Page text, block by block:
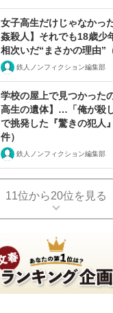
女子高生だけじゃなかっ
姦殺人】それでも18歳少
相次いだ“まさかの理由”
鉄人ノンフィクション編集部
学校の屋上で見つかった
高生の遺体】…「俺が殺
で挑発した『驚きの犯人
件）
鉄人ノンフィクション編集部
11位から20位を見る